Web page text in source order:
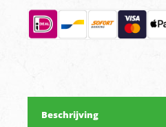
Beschrijving